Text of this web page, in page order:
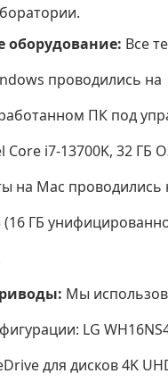
оборудование: Все
проводились на
ПК под
i7-13700K, 32 ГБ
на Mac проводились
(16 ГБ
Мы
LG
для дисков 4K